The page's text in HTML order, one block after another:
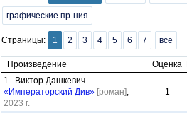
графические пр-ния
Страницы: 1 2 3 4 5 6 7 все
Произведение Оценка
1. Виктор Дашкевич
«Императорский Див» [роман],
2023 г.
1